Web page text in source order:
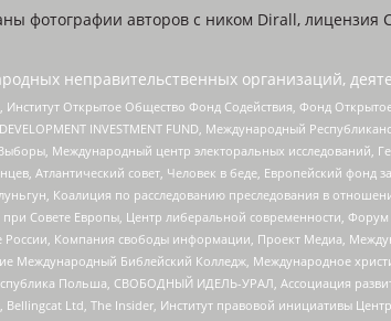
фотографии авторов с ником Dirall, лицензия
неправительственных организаций,
Открытое Общество Фонд Содействия, Фонд
INVESTMENT FUND, Международный
Международный центр электоральных
Атлантический совет, Человек в беде, Европейский
Коалиция по расследованию преследования в
Совете Европы, Центр либеральной современности,
Компания свободы информации, Проект Медиа,
Международный Библейский Колледж, Международное
Польша, СВОБОДНЫЙ ИДЕЛЬ-УРАЛ, Ассоциация
Ltd, The Insider, Институт правовой инициативы